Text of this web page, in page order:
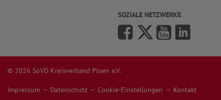
SOZIALE NETZWERKE
© 2026 SoVD Kreisverband Ploen e.V.
Impressum Datenschutz Cookie-Einstellungen Kontakt